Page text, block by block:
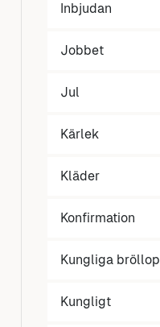
Inbjudan
Jobbet
Jul
Kärlek
Kläder
Konfirmation
Kungliga bröllop
Kungligt